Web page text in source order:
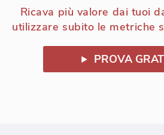
Ricava più valore dai tuoi
utilizzare subito le metriche
PROVA